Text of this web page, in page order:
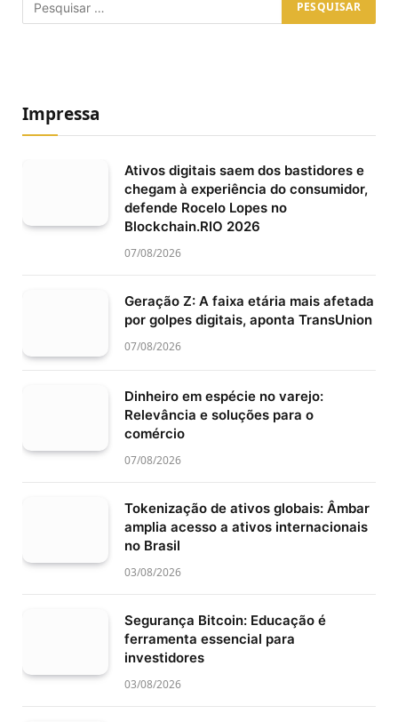
Impressa
Ativos digitais saem dos bastidores e
chegam à experiência do consumidor,
defende Rocelo Lopes no
Blockchain.RIO 2026
07/08/2026
Geração Z: A faixa etária mais afetada
por golpes digitais, aponta TransUnion
07/08/2026
Dinheiro em espécie no varejo:
Relevância e soluções para o
comércio
07/08/2026
Tokenização de ativos globais: Âmbar
amplia acesso a ativos internacionais
no Brasil
03/08/2026
Segurança Bitcoin: Educação é
ferramenta essencial para
investidores
03/08/2026